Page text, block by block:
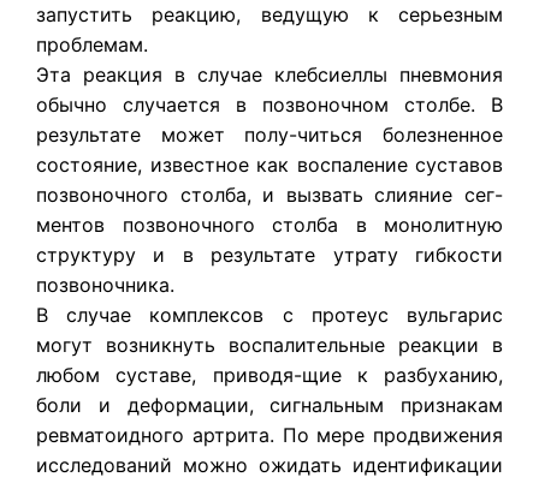
запустить реакцию, ведущую к серьезным
проблемам.
Эта реакция в случае клебсиеллы пневмония
обычно случается в позвоночном столбе. В
результате может полу-читься болезненное
состояние, известное как воспаление суставов
позвоночного столба, и вызвать слияние сег-
ментов позвоночного столба в монолитную
структуру и в результате утрату гибкости
позвоночника.
В случае комплексов с протеус вульгарис
могут возникнуть воспалительные реакции в
любом суставе, приводя-щие к разбуханию,
боли и деформации, сигнальным признакам
ревматоидного артрита. По мере продвижения
исследований можно ожидать идентификации